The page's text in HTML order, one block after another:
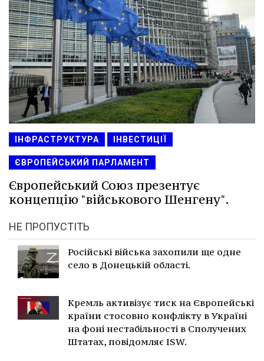
ІНФРАСТРУКТУРА ІНВЕСТИЦІЇ
ЄВРОПЕЙСЬКИЙ ПАРЛАМЕНТ
Європейський Союз презентує
концепцію "військового Шенгену".
НЕ ПРОПУСТІТЬ
Російські війська захопили ще одне
село в Донецькій області.
Кремль активізує тиск на Європейські
країни стосовно конфлікту в Україні
на фоні нестабільності в Сполучених
Штатах, повідомляє ISW.